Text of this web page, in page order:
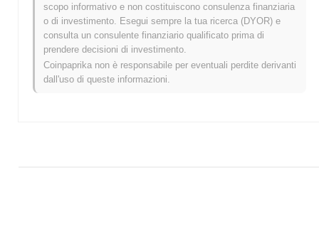
MartianDoge è attualmente scambiato ~72.19%al di sotto del suo
ATH .
Come si sta comportando MartianDoge rispetto al
mercato crypto più ampio?
scopo informativo e non costituiscono consulenza finanziaria
o di investimento. Esegui sempre la tua ricerca (DYOR) e
consulta un consulente finanziario qualificato prima di
prendere decisioni di investimento.
Coinpaprika non è responsabile per eventuali perdite derivanti
dall'uso di queste informazioni.